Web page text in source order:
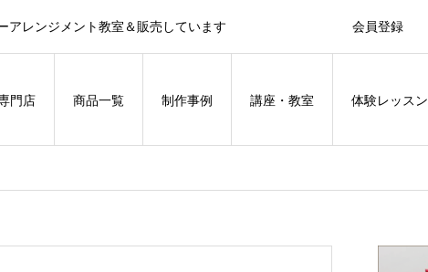
アレンジメント教室＆販売しています 会員登録
門店 商品一覧 制作事例 講座・教室 体験レッスン